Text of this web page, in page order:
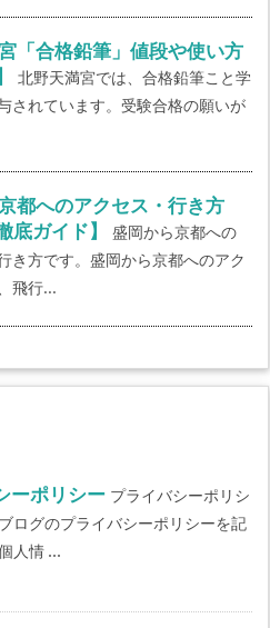
「合格鉛筆」値段や使い方
北野天満宮では、合格鉛筆こと学
されています。受験合格の願いが
都へのアクセス・行き方
底ガイド】
盛岡から京都への
き方です。盛岡から京都へのアク
飛行...
ーポリシー プライバシーポリシ
ログのプライバシーポリシーを記
人情 ...